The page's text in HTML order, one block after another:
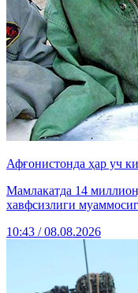
Афғонистонда ҳар уч
Мамлакатда 14
хавфсизлиги
10:43 / 08.08.2026